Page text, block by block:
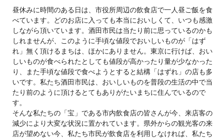
昼休みに時間のある日は、市役所周辺の飲食店で一人昼ご飯を食
べています。どのお店に入っても本当においしくて、いつも感激
しながら頂いています。酒田市民は当たり前に思っているのかも
しれませんが、このように手頃な値段でおいしいものが「はず
れ」無く頂けるまちは、ほかにありません。東京に行けば、おい
しいものが食べられたとしても値段が高かったり量が少なかった
り、また手頃な値段で食べようとすると結構「はずれ」の店も多
いです。私たち酒田市民は、おいしいものを普段の生活の中で当
たり前のように頂けるとてもありがたいまちに住んでいるので
す。
そんな私たちの「宝」である市内飲食店の皆さんが今、来店客の
減少により大変な状況に置かれています。県外からの観光客の来
店が望めない今、私たち市民が飲食店を利用しなければ、私たち